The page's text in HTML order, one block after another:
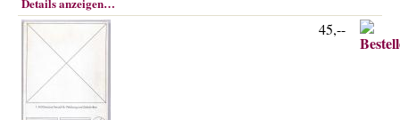
Datenschutz
45,--